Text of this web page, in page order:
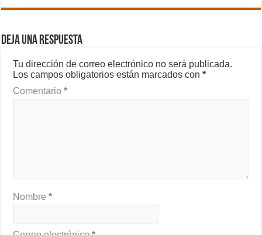
Deja una respuesta
Tu dirección de correo electrónico no será publicada.
Los campos obligatorios están marcados con*
Comentario*
Nombre*